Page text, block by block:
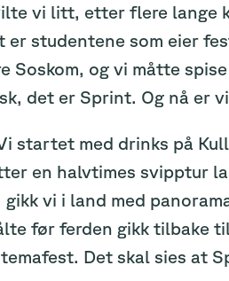
vi litt, etter flere lange
studentene som eier
Soskom, og vi måtte
det er Sprint. Og nå er
startet med drinks på
en halvtimes svipptur
vi i land med
før ferden gikk tilbake
Det skal sies at